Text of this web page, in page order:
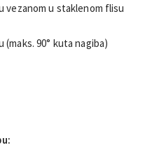
vezanom u staklenom flisu
90° kuta nagiba)